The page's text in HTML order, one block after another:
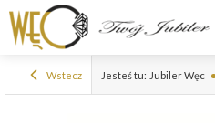
Wstecz Jesteś tu: Jubiler Węc